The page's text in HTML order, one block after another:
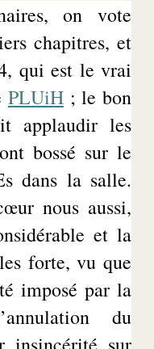
on vote
chapitres, et
qui est le vrai
PLUiH; le bon
applaudir les
bossé sur le
dans la salle.
nous aussi,
et la
forte, vu que
imposé par la
du
insincérité sur